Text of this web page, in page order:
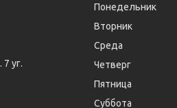
уг.
Понедельник
Вторник
Среда
Четверг
Пятница
Суббота